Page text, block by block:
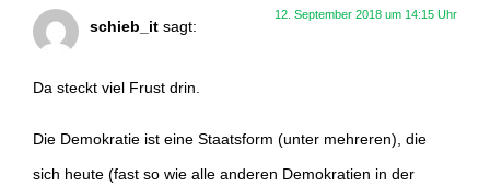
schieb_it sagt:
12. September 2018 um 14:15 Uhr
Da steckt viel Frust drin.
Die Demokratie ist eine Staatsform (unter mehreren), die
sich heute (fast so wie alle anderen Demokratien in der